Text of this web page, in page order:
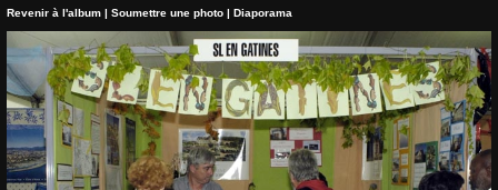
Revenir à l'album | Soumettre une photo | Diaporama